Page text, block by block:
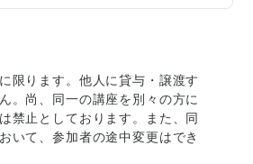
)』『銀行振込(一括)』がありま
座に申込む』から行えます。※宣伝
グインが必要です。
員登録をお済ませください。
限ります。他人に貸与・譲渡す
。尚、同一の講座を別々の方に
禁止としております。また、同
いて、参加者の途中変更はでき